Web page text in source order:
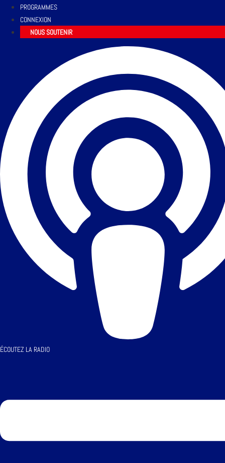
PROGRAMMES
CONNEXION
NOUS SOUTENIR
ÉCOUTEZ LA RADIO